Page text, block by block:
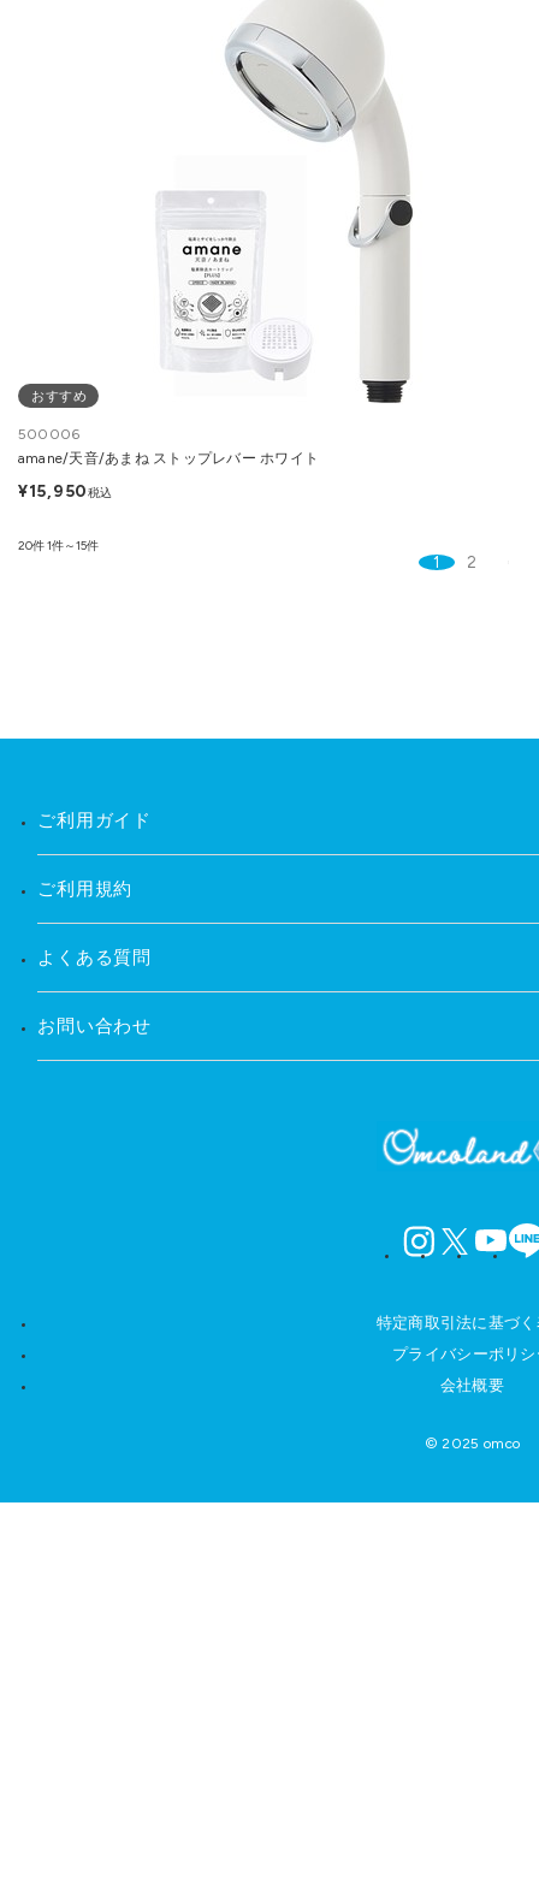
おすすめ
500006
amane/天音/あまね ストップレバー ホワイト
¥15,950税込
20件1件～15件
1 2
ご利用ガイド
ご利用規約
よくある質問
お問い合わせ
instagram
X YouTubeLINE
特定商取引法に基づ
プライバシーポリ
会社概要
© 2025 omco